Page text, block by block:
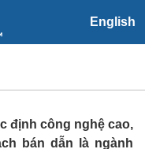
English
kỹ sư vi
định công nghệ cao,
bán dẫn là ngành